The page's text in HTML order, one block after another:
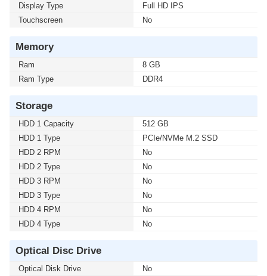
Display Type
Full HD IPS
Touchscreen
No
Memory
Ram
8 GB
Ram Type
DDR4
Storage
HDD 1 Capacity
512 GB
HDD 1 Type
PCIe/NVMe M.2 SSD
HDD 2 RPM
No
HDD 2 Type
No
HDD 3 RPM
No
HDD 3 Type
No
HDD 4 RPM
No
HDD 4 Type
No
Optical Disc Drive
Optical Disk Drive No